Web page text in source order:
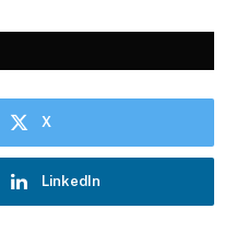
X
LinkedIn